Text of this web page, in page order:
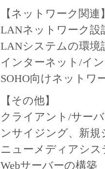
【ネットワーク関連
LANネットワーク設
LANシステムの環境
インターネット/イ
SOHO向けネットワ
【その他】
クライアント/サー
ンサイジング、新規
ニューメディアシ
Webサーバーの構築